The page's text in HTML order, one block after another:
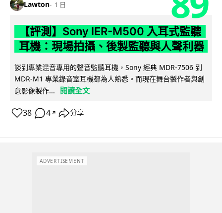
Lawton 1 日
【評測】Sony IER-M500 入耳式監聽
耳機：現場拍攝、後製監聽與人聲利器
談到專業混音專用的聲音監聽耳機，Sony 經典 MDR-7506 到
MDR-M1 專業錄音室耳機都為人熟悉。而現在舞台製作者與創
意影像製作...
閱讀全文
38 4 ↗ 分享
ADVERTISEMENT